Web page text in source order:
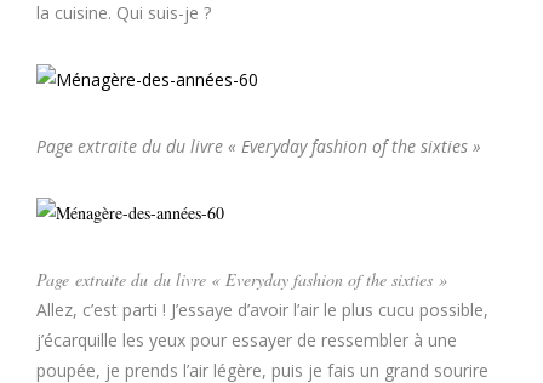
la cuisine. Qui suis-je ?
Page extraite du du livre « Everyday fashion of the sixties »
Page extraite du du livre « Everyday fashion of the sixties »
Allez, c’est parti ! J’essaye d’avoir l’air le plus cucu possible,
j’écarquille les yeux pour essayer de ressembler à une
poupée, je prends l’air légère, puis je fais un grand sourire